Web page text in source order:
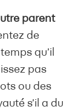
parent
de
qu’il
pas
ou des
s’il a du